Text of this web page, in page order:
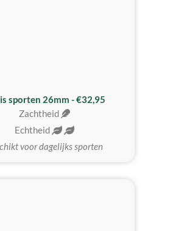
sporten 26mm - €32,95
Zachtheid
Echtheid
voor dagelijks sporten